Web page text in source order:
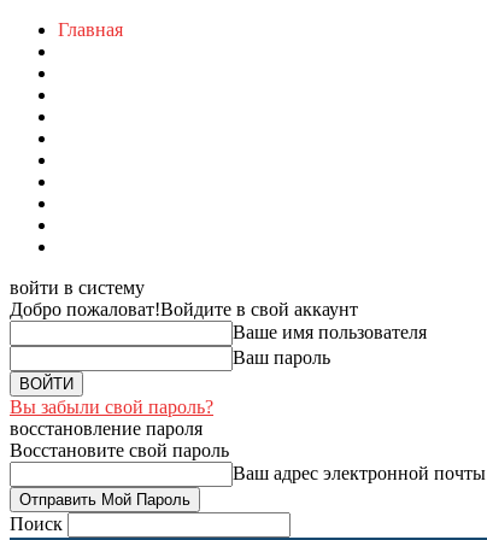
Главная
войти в систему
Добро пожаловат!Войдите в свой аккаунт
Ваше имя пользователя
Ваш пароль
Вы забыли свой пароль?
восстановление пароля
Восстановите свой пароль
Ваш адрес электронной почты
Поиск